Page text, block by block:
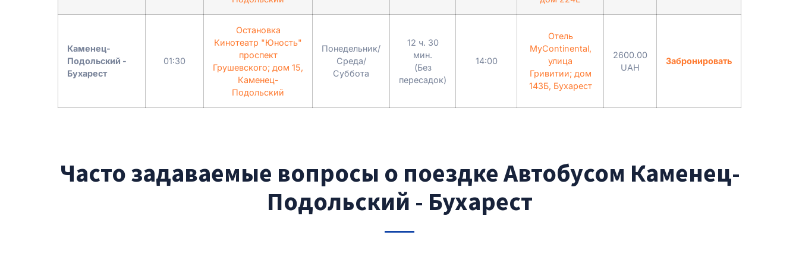
Каменец-
Подольский -
Бухарест
01:30
Остановка
Кинотеатр "Юность"
проспект
Грушевского; дом 15,
Каменец-
Подольский
Понедельник/
Среда/
Суббота
12 ч. 30
мин.
(Без
пересадок)
14:00
Отель
MyContinental,
улица
Гривитии; дом
143Б, Бухарест
2600.00
UAH
Забронировать
Часто задаваемые вопросы о поездке Автобусом Каменец-
Подольский - Бухарест